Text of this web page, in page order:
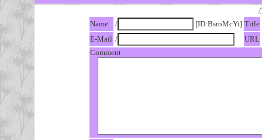
Name
/ [ID:BsroMcYi] Title
E-Mail / URL
Comment